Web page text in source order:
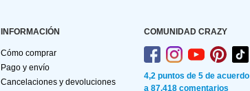
INFORMACIÓN
Cómo comprar
Pago y envío
Cancelaciones y devoluciones
COMUNIDAD CRAZY
4,2 puntos de 5 de acuerdo
a 87.418 comentarios